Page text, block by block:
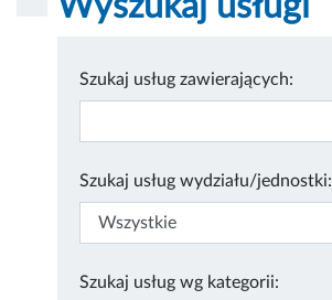
Szukaj usług zawierających:
Szukaj usług wydziału/jednostki:
Szukaj usług wg kategorii: